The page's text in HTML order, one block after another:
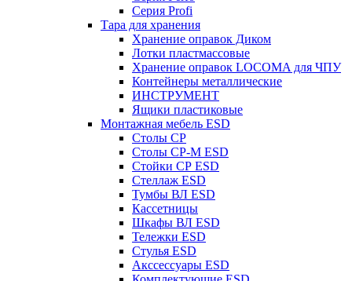
Серия Profi
Тара для хранения
Хранение оправок Диком
Лотки пластмассовые
Хранение оправок LOCOMA для ЧПУ
Контейнеры металлические
ИНСТРУМЕНТ
Ящики пластиковые
Монтажная мебель ESD
Столы СР
Столы СР-М ESD
Стойки СР ESD
Стеллаж ESD
Тумбы ВЛ ESD
Кассетницы
Шкафы ВЛ ESD
Тележки ESD
Стулья ESD
Акссессуары ESD